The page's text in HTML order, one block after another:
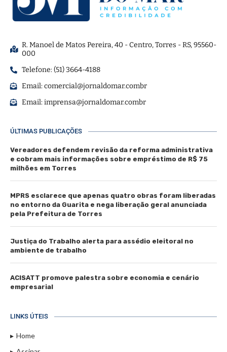
R. Manoel de Matos Pereira, 40 - Centro, Torres - RS, 95560-
000
Telefone: (51) 3664-4188
Email:comercial@jornaldomar.combr
Email:imprensa@jornaldomar.combr
ÚLTIMAS PUBLICAÇÕES
Vereadores defendem revisão da reforma administrativa
e cobram mais informações sobre empréstimo de R$ 75
milhões em Torres
MPRS esclarece que apenas quatro obras foram liberadas
no entorno da Guarita e nega liberação geral anunciada
pela Prefeitura de Torres
Justiça do Trabalho alerta para assédio eleitoral no
ambiente de trabalho
ACISATT promove palestra sobre economia e cenário
empresarial
LINKS ÚTEIS
Home